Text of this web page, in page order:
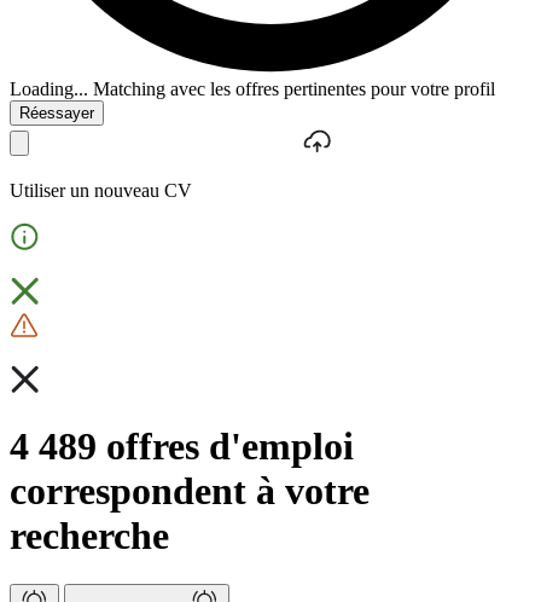
Loading... Matching avec les offres pertinentes pour votre profil
Réessayer
Utiliser un nouveau CV
4 489 offres d'emploi
correspondent à votre
recherche